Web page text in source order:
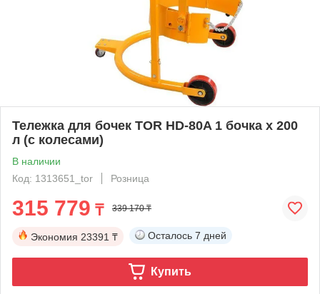
Тележка для бочек TOR HD-80A 1 бочка х 200
л (с колесами)
В наличии
Код: 1313651_tor
Розница
315 779 ₸ 339 170 ₸
Экономия 23391 ₸ Осталось 7 дней
Купить